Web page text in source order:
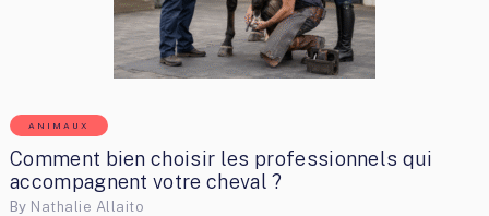
ANIMAUX
Comment bien choisir les professionnels qui
accompagnent votre cheval ?
By Nathalie Allaito